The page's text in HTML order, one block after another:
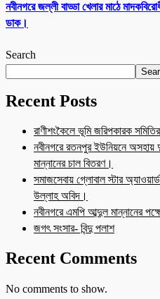
নবীনগরে জল্লী বাড্ডা খেলার মাঠে
ডাক।
Search
Recent Posts
রাণীশংকৈলে ভূমি জরিপকারক
নবীনগরে রতনপুর ইউনিয়নে
মান্নানের চাল বিতরণ।
সমাজসেবায় গ্লোবাল স্টার
উল্লাহ অবিদ।
নবীনগরে এমপি আব্দুল মান্নানের
জগৎ সংসার- বিন্দু পলাশ
Recent Comments
No comments to show.